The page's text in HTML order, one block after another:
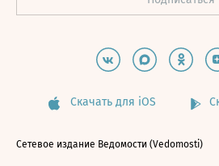
Скачать для iOS
Сетевое издание Ведомости (Vedomosti)